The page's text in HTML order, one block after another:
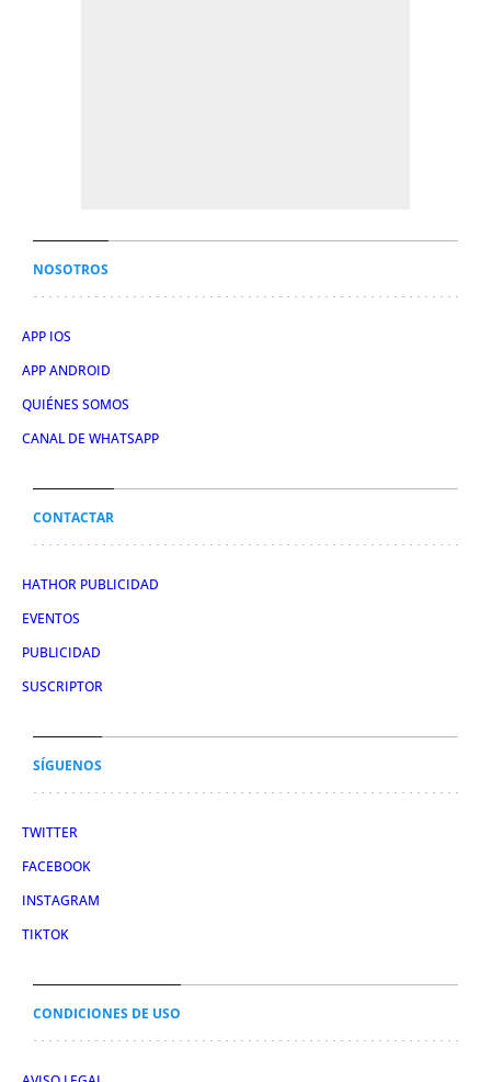
NOSOTROS
APP IOS
APP ANDROID
QUIÉNES SOMOS
CANAL DE WHATSAPP
CONTACTAR
HATHOR PUBLICIDAD
EVENTOS
PUBLICIDAD
SUSCRIPTOR
SÍGUENOS
TWITTER
FACEBOOK
INSTAGRAM
TIKTOK
CONDICIONES DE USO